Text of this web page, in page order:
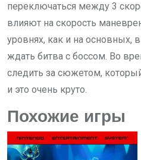
переключаться между 3
влияют на скорость
уровнях, как и на основных,
ждать битва с боссом. Во
следить за сюжетом, который
и это очень круто.
Похожие игры